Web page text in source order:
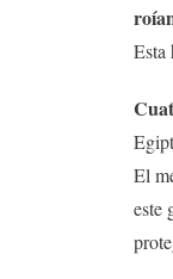
Esta
El
este